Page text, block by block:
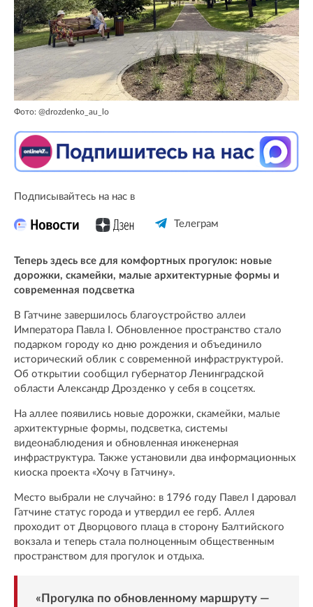
Фото: @drozdenko_au_lo
Подписывайтесь на нас в
Телеграм
Теперь здесь все для комфортных прогулок: новые
дорожки, скамейки, малые архитектурные формы и
современная подсветка
В Гатчине завершилось благоустройство аллеи
Императора Павла I. Обновленное пространство стало
подарком городу ко дню рождения и объединило
исторический облик с современной инфраструктурой.
Об открытии сообщил губернатор Ленинградской
области Александр Дрозденко у себя в соцсетях.
На аллее появились новые дорожки, скамейки, малые
архитектурные формы, подсветка, системы
видеонаблюдения и обновленная инженерная
инфраструктура. Также установили два информационных
киоска проекта «Хочу в Гатчину».
Место выбрали не случайно: в 1796 году Павел I даровал
Гатчине статус города и утвердил ее герб. Аллея
проходит от Дворцового плаца в сторону Балтийского
вокзала и теперь стала полноценным общественным
пространством для прогулок и отдыха.
«Прогулка по обновленному маршруту —